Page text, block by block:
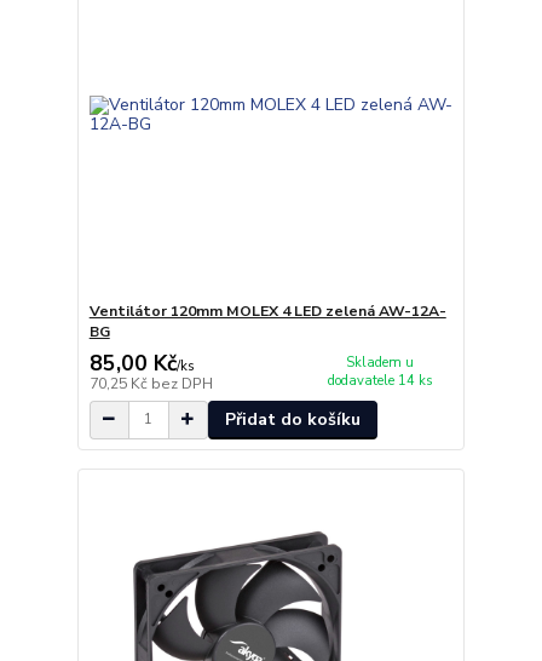
Ventilátor 120mm MOLEX 4 LED zelená AW-12A-
BG
85,00 Kč/ks
70,25 Kč bez DPH
Skladem u
dodavatele 14 ks
Přidat do košíku